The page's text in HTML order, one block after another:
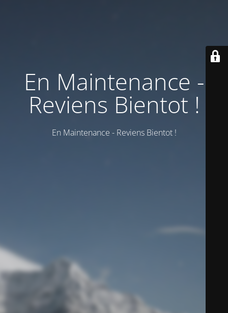
En Maintenance -
Reviens Bientot !
En Maintenance - Reviens Bientot !